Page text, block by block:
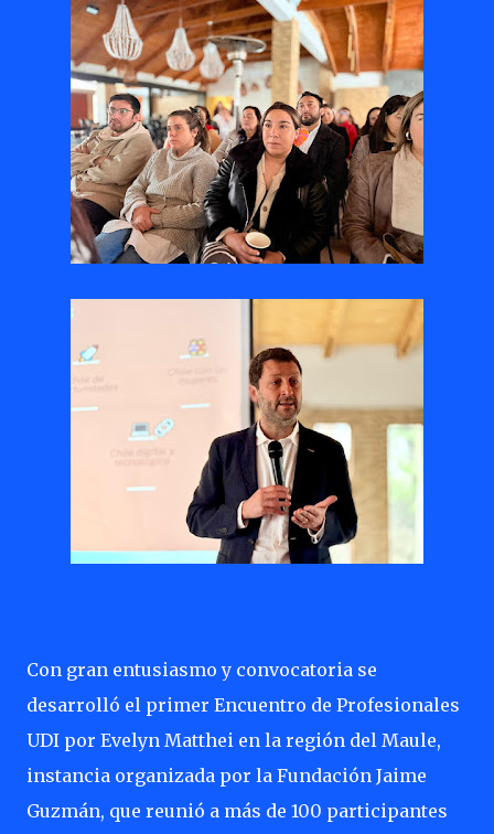
Con gran entusiasmo y convocatoria se
desarrolló el primer Encuentro de Profesionales
UDI por Evelyn Matthei en la región del Maule,
instancia organizada por la Fundación Jaime
Guzmán, que reunió a más de 100 participantes